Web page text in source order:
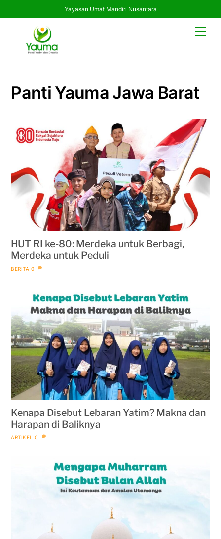
Yayasan Umat Mandiri Nusantara
Panti Yauma Jawa Barat
HUT RI ke-80: Merdeka untuk Berbagi,
Merdeka untuk Peduli
BERITA 0
Kenapa Disebut Lebaran Yatim? Makna dan
Harapan di Baliknya
ARTIKEL 0